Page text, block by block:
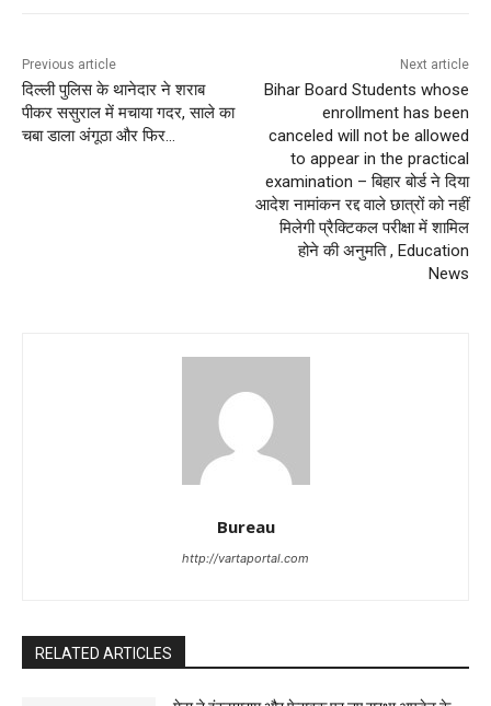
Previous article
दिल्ली पुलिस के थानेदार ने शराब
पीकर ससुराल में मचाया गदर, साले का
चबा डाला अंगूठा और फिर…
Next article
Bihar Board Students whose
enrollment has been
canceled will not be allowed
to appear in the practical
examination – बिहार बोर्ड ने दिया
आदेश नामांकन रद्द वाले छात्रों को नहीं
मिलेगी प्रैक्टिकल परीक्षा में शामिल
होने की अनुमति , Education
News
Bureau
http://vartaportal.com
RELATED ARTICLES